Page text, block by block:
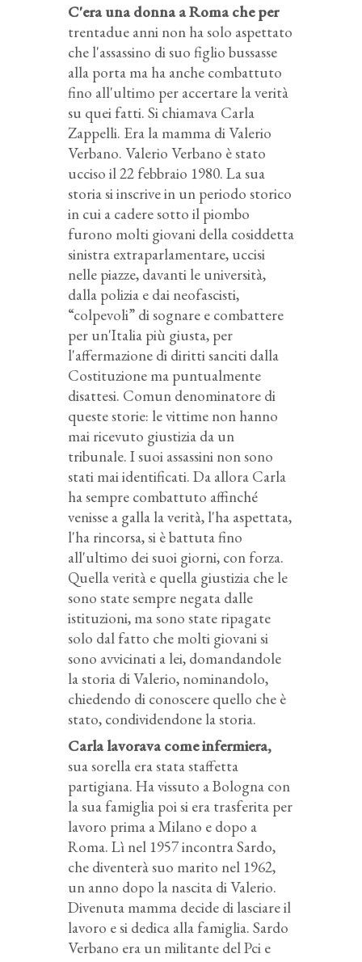
C'era una donna a Roma che per
trentadue anni non ha solo aspettato
che l'assassino di suo figlio bussasse
alla porta ma ha anche combattuto
fino all'ultimo per accertare la verità
su quei fatti. Si chiamava Carla
Zappelli. Era la mamma di Valerio
Verbano. Valerio Verbano è stato
ucciso il 22 febbraio 1980. La sua
storia si inscrive in un periodo storico
in cui a cadere sotto il piombo
furono molti giovani della cosiddetta
sinistra extraparlamentare, uccisi
nelle piazze, davanti le università,
dalla polizia e dai neofascisti,
“colpevoli” di sognare e combattere
per un'Italia più giusta, per
l'affermazione di diritti sanciti dalla
Costituzione ma puntualmente
disattesi. Comun denominatore di
queste storie: le vittime non hanno
mai ricevuto giustizia da un
tribunale. I suoi assassini non sono
stati mai identificati. Da allora Carla
ha sempre combattuto affinché
venisse a galla la verità, l'ha aspettata,
l'ha rincorsa, si è battuta fino
all'ultimo dei suoi giorni, con forza.
Quella verità e quella giustizia che le
sono state sempre negata dalle
istituzioni, ma sono state ripagate
solo dal fatto che molti giovani si
sono avvicinati a lei, domandandole
la storia di Valerio, nominandolo,
chiedendo di conoscere quello che è
stato, condividendone la storia.
Carla lavorava come infermiera,
sua sorella era stata staffetta
partigiana. Ha vissuto a Bologna con
la sua famiglia poi si era trasferita per
lavoro prima a Milano e dopo a
Roma. Lì nel 1957 incontra Sardo,
che diventerà suo marito nel 1962,
un anno dopo la nascita di Valerio.
Divenuta mamma decide di lasciare il
lavoro e si dedica alla famiglia. Sardo
Verbano era un militante del Pci e